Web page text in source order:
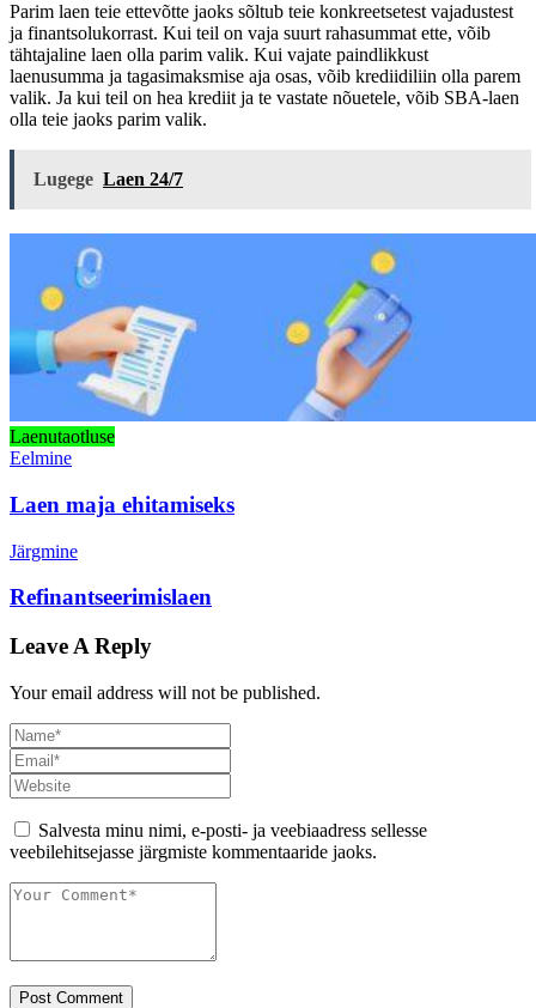
Parim laen teie ettevõtte jaoks sõltub teie konkreetsetest vajadustest
ja finantsolukorrast. Kui teil on vaja suurt rahasummat ette, võib
tähtajaline laen olla parim valik. Kui vajate paindlikkust
laenusumma ja tagasimaksmise aja osas, võib krediidiliin olla parem
valik. Ja kui teil on hea krediit ja te vastate nõuetele, võib SBA-laen
olla teie jaoks parim valik.
Lugege Laen 24/7
Laenutaotluse
Eelmine
Laen maja ehitamiseks
Järgmine
Refinantseerimislaen
Leave A Reply
Your email address will not be published.
Salvesta minu nimi, e-posti- ja veebiaadress sellesse
veebilehitsejasse järgmiste kommentaaride jaoks.
Post Comment